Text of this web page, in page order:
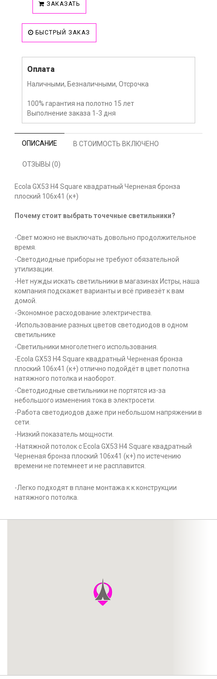
ЗАКАЗАТЬ
БЫСТРЫЙ ЗАКАЗ
Оплата
Наличными, Безналичными, Отсрочка
100% гарантия на полотно 15 лет
Выполнение заказа 1-3 дня
ОПИСАНИЕ В СТОИМОСТЬ ВКЛЮЧЕНО
ОТЗЫВЫ (0)
Ecola GX53 H4 Square квадратный Черненая бронза
плоский 106x41 (к+)
Почему стоит выбрать точечные светильники?
-Свет можно не выключать довольно продолжительное
время.
-Светодиодные приборы не требуют обязательной
утилизации.
-Нет нужды искать светильники в магазинах Истры, наша
компания подскажет варианты и всё привезёт к вам
домой.
-Экономное расходование электричества.
-Использование разных цветов светодиодов в одном
светильнике
-Светильники многолетнего использования.
-Ecola GX53 H4 Square квадратный Черненая бронза
плоский 106x41 (к+) отлично подойдёт в цвет полотна
натяжного потолка и наоборот.
-Светодиодные светильники не портятся из-за
небольшого изменения тока в электросети.
-Работа светодиодов даже при небольшом напряжении в
сети.
-Низкий показатель мощности.
-Натяжной потолок с Ecola GX53 H4 Square квадратный
Черненая бронза плоский 106x41 (к+) по истечению
времени не потемнеет и не расплавится.
-Легко подходят в плане монтажа к к конструкции
натяжного потолка.